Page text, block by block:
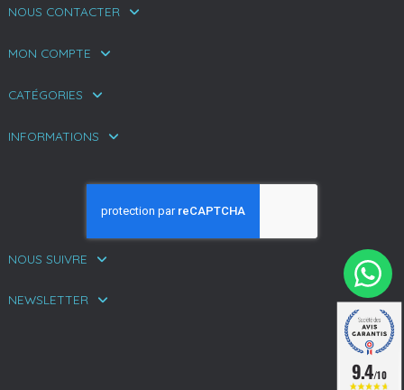
NOUS CONTACTER
MON COMPTE
CATÉGORIES
INFORMATIONS
NOUS SUIVRE
NEWSLETTER
9.4/10